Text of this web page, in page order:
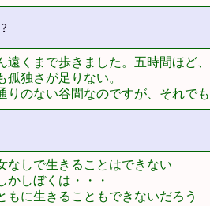
遠くまで歩きました。五時間ほど、
孤独さが足りない。
りのない谷間なのですが、それで
なしで生きることはできない
かしぼくは・・・
もに生きることもできないだろう